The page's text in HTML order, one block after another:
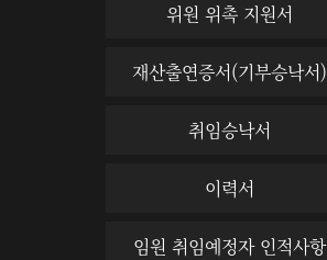
위원 위촉 지원서
재산출연증서(기부승낙서)
취임승낙서
이력서
임원 취임예정자 인적사항